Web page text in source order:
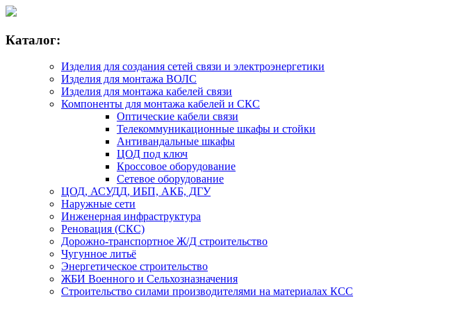
Каталог:
Изделия для создания сетей связи и электроэнергетики
Изделия для монтажа ВОЛС
Изделия для монтажа кабелей связи
Компоненты для монтажа кабелей и СКС
Оптические кабели связи
Телекоммуникационные шкафы и стойки
Антивандальные шкафы
ЦОД под ключ
Кроссовое оборудование
Сетевое оборудование
ЦОД, АСУДД, ИБП, АКБ, ДГУ
Наружные сети
Инженерная инфраструктура
Реновация (СКС)
Дорожно-транспортное Ж/Д строительство
Чугунное литьё
Энергетическое строительство
ЖБИ Военного и Сельхозназначения
Строительство силами производителями на материалах КСС